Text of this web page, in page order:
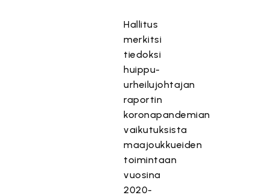
Hallitus
merkitsi
tiedoksi
huippu-
urheilujohtajan
raportin
koronapandemian
vaikutuksista
maajoukkueiden
toimintaan
vuosina
2020-